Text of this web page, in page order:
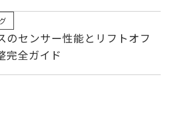
のセンサー性能とリフトオフ
完全ガイド